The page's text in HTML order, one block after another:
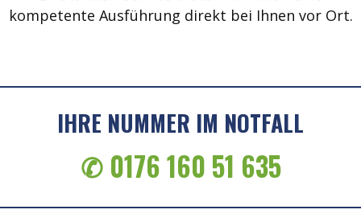
kompetente Ausführung direkt bei Ihnen vor Ort.
IHRE NUMMER IM NOTFALL
✆ 0176 160 51 635